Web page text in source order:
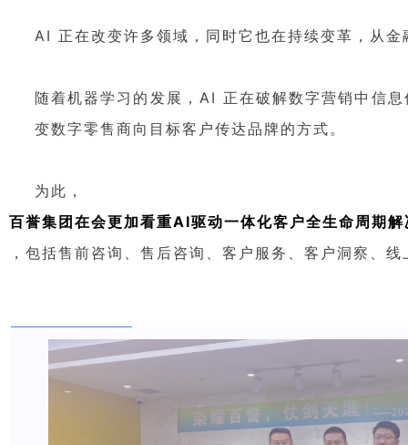
AI 正在改变许多领域，同时它也在持续变革，从
随着机器学习的发展，AI 正在破解数字营销中信
变数字零售商向目标客户传达品牌的方式。
为此，
百誉集团在会更加看重AI驱动一体化客户全生命周期
，包括售前咨询、售后咨询、客户服务、客户洞察、